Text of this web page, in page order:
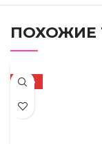
ПОХОЖИЕ
-59%